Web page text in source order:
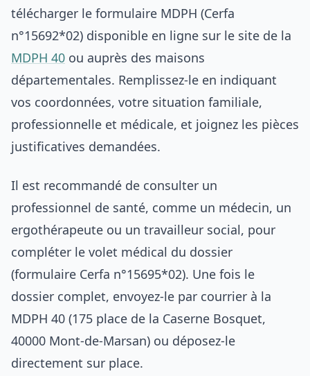
télécharger le formulaire MDPH (Cerfa
n°15692*02) disponible en ligne sur le site de la
MDPH 40 ou auprès des maisons
départementales. Remplissez-le en indiquant
vos coordonnées, votre situation familiale,
professionnelle et médicale, et joignez les pièces
justificatives demandées.
Il est recommandé de consulter un
professionnel de santé, comme un médecin, un
ergothérapeute ou un travailleur social, pour
compléter le volet médical du dossier
(formulaire Cerfa n°15695*02). Une fois le
dossier complet, envoyez-le par courrier à la
MDPH 40 (175 place de la Caserne Bosquet,
40000 Mont-de-Marsan) ou déposez-le
directement sur place.